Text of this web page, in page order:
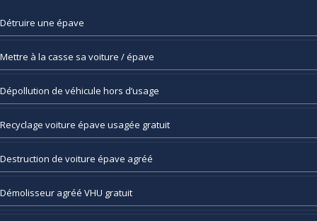
Détruire une épave
Mettre à la casse sa voiture / épave
Dépollution de véhicule hors d’usage
Recyclage voiture épave usagée gratuit
Destruction de voiture épave agréé
Démolisseur agréé VHU gratuit